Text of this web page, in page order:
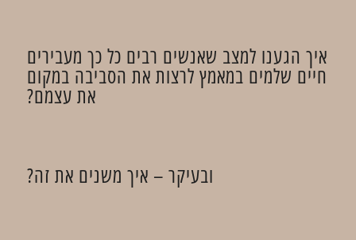
איך הגענו למצב שאנשים רבים כל כך מעבירים
חיים שלמים במאמץ לרצות את הסביבה במקום
את עצמם?
ובעיקר – איך משנים את זה?